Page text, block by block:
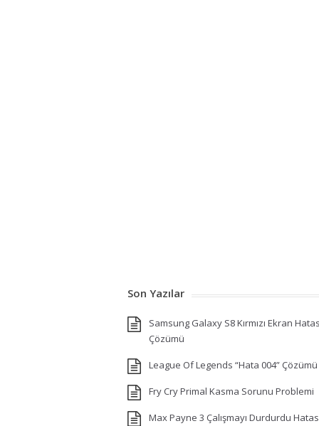
Son Yazılar
Samsung Galaxy S8 Kırmızı Ekran
Çözümü
League Of Legends “Hata 004” Çözümü
Fry Cry Primal Kasma Sorunu Problemi
Max Payne 3 Çalışmayı Durdurdu